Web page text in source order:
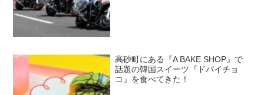
高砂町にある『A BAKE SHOP』で
話題の韓国スイーツ『ドバイチョ
コ』を食べてきた！